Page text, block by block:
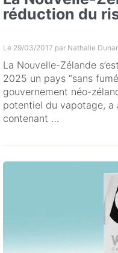
réduction du
Le 29/03/2017 par Nathalie
La Nouvelle-Zélande
2025 un pays “sans
gouvernement néo-
potentiel du vapotage, a
contenant …